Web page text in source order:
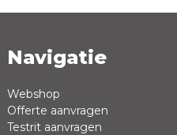
Naam *
Review *
Navigatie
Webshop
Offerte aanvragen
Testrit aanvragen